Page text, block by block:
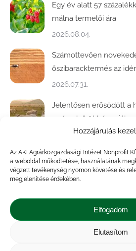
Hozzájárulás
Az AKI Agrárközgazdasági Intézet Nonprofit
a weboldal működtetése, használatának
végzett tevékenység nyomon követése és
megjelenítése érdekében.
Elfogadom
Elutasítom
Egy év alatt 57
málna termelői ára
2026.08.04.
Számottevően
őszibaracktermés az
2026.07.31.
Jelentősen erősödött a
az év első öt hónapjában
2026.07.28.
Közel ötödével bővült a
Magyarországon
A végéhez közelít az
2026.07.21.